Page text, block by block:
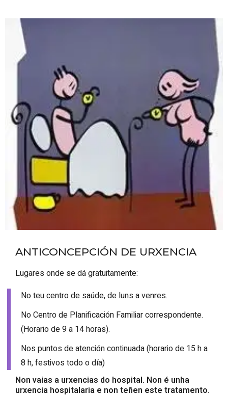
ANTICONCEPCIÓN DE URXENCIA
Lugares onde se dá gratuitamente:
No teu centro de saúde, de luns a venres.
No Centro de Planificación Familiar correspondente.
(Horario de 9 a 14 horas).
Nos puntos de atención continuada (horario de 15 h a
8 h, festivos todo o día)
Non vaias a urxencias do hospital. Non é unha
urxencia hospitalaria e non teñen este tratamento.